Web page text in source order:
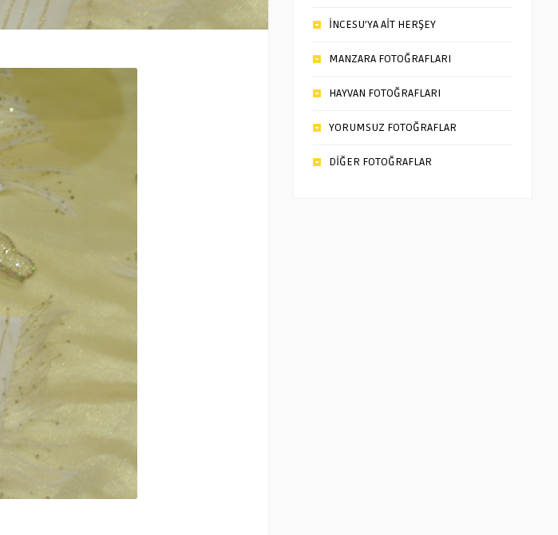
İNCESU’YA AİT HERŞEY
MANZARA FOTOĞRAFLARI
HAYVAN FOTOĞRAFLARI
YORUMSUZ FOTOĞRAFLAR
DİĞER FOTOĞRAFLAR